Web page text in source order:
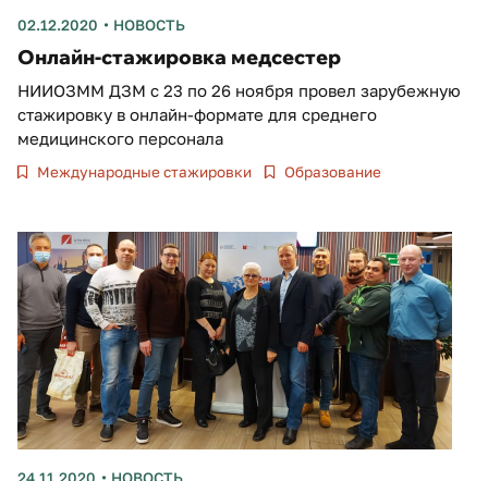
02.12.2020 НОВОСТЬ
Онлайн-стажировка медсестер
НИИОЗММ ДЗМ с 23 по 26 ноября провел зарубежную
стажировку в онлайн-формате для среднего
медицинского персонала
Международные стажировки Образование